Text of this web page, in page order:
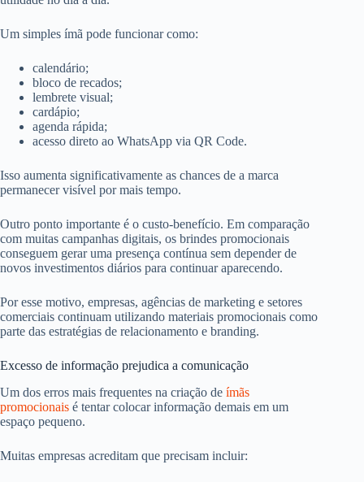
Um simples ímã pode funcionar como:
calendário;
bloco de recados;
lembrete visual;
cardápio;
agenda rápida;
acesso direto ao WhatsApp via QR Code.
Isso aumenta significativamente as chances de a marca
permanecer visível por mais tempo.
Outro ponto importante é o custo-benefício. Em comparação
com muitas campanhas digitais, os brindes promocionais
conseguem gerar uma presença contínua sem depender de
novos investimentos diários para continuar aparecendo.
Por esse motivo, empresas, agências de marketing e setores
comerciais continuam utilizando materiais promocionais como
parte das estratégias de relacionamento e branding.
Excesso de informação prejudica a comunicação
Um dos erros mais frequentes na criação de ímãs
promocionais é tentar colocar informação demais em um
espaço pequeno.
Muitas empresas acreditam que precisam incluir: